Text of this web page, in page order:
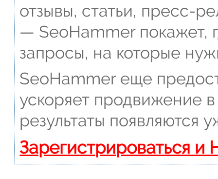
отзывы, статьи, пресс-
— SeoHammer покажет,
запросы, на которые
SeoHammer еще
ускоряет продвижение
результаты появляются
Зарегистрироваться и